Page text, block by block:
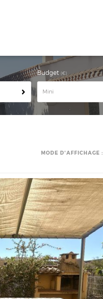
Budget (€)
MODE D'AFFICHAGE :